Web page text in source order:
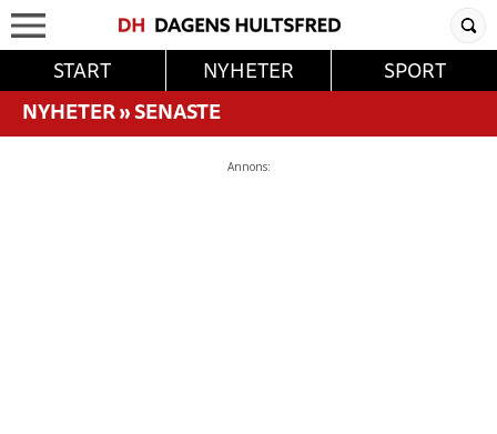
START NYHETER
SPORT
NYHETER»SENASTE
Annons: